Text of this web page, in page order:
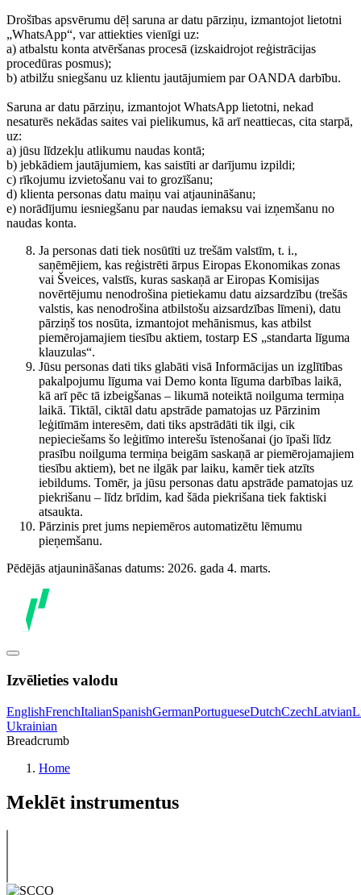
Drošības apsvērumu dēļ saruna ar datu pārziņu, izmantojot lietotni
„WhatsApp“, var attiekties vienīgi uz:
a) atbalstu konta atvēršanas procesā (izskaidrojot reģistrācijas
procedūras posmus);
b) atbilžu sniegšanu uz klientu jautājumiem par OANDA darbību.
Saruna ar datu pārziņu, izmantojot WhatsApp lietotni, nekad
nesaturēs nekādas saites vai pielikumus, kā arī neattiecas, cita starpā,
uz:
a) jūsu līdzekļu atlikumu naudas kontā;
b) jebkādiem jautājumiem, kas saistīti ar darījumu izpildi;
c) rīkojumu izvietošanu vai to grozīšanu;
d) klienta personas datu maiņu vai atjaunināšanu;
e) norādījumu iesniegšanu par naudas iemaksu vai izņemšanu no
naudas konta.
Ja personas dati tiek nosūtīti uz trešām valstīm, t. i.,
saņēmējiem, kas reģistrēti ārpus Eiropas Ekonomikas zonas
vai Šveices, valstīs, kuras saskaņā ar Eiropas Komisijas
novērtējumu nenodrošina pietiekamu datu aizsardzību (trešās
valstis, kas nenodrošina atbilstošu aizsardzības līmeni), datu
pārziņš tos nosūta, izmantojot mehānismus, kas atbilst
piemērojamajiem tiesību aktiem, tostarp ES „standarta līguma
klauzulas“.
Jūsu personas dati tiks glabāti visā Informācijas un izglītības
pakalpojumu līguma vai Demo konta līguma darbības laikā,
kā arī pēc tā izbeigšanas – likumā noteiktā noilguma termiņa
laikā. Tiktāl, ciktāl datu apstrāde pamatojas uz Pārzinim
leģitīmām interesēm, dati tiks apstrādāti tik ilgi, cik
nepieciešams šo leģitīmo interešu īstenošanai (jo īpaši līdz
prasību noilguma termiņa beigām saskaņā ar piemērojamajiem
tiesību aktiem), bet ne ilgāk par laiku, kamēr tiek atzīts
iebildums. Tomēr, ja jūsu personas datu apstrāde pamatojas uz
piekrišanu – līdz brīdim, kad šāda piekrišana tiek faktiski
atsaukta.
Pārzinis pret jums nepiemēros automatizētu lēmumu
pieņemšanu.
Pēdējās atjaunināšanas datums: 2026. gada 4. marts.
Izvēlieties valodu
EnglishFrenchItalianSpanishGermanPortugueseDutchCzechLatvian
Ukrainian
Breadcrumb
Home
Meklēt instrumentus